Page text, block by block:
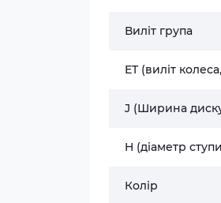
Виліт група
ET (виліт
J (Ширина
H (діаметр
Колір